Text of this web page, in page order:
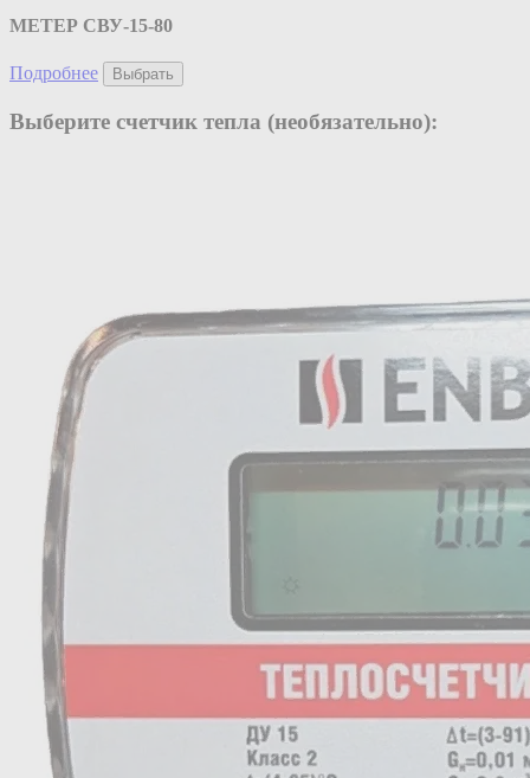
МЕТЕР СВУ-15-80
Подробнее Выбрать
Выберите счетчик тепла (необязательно):